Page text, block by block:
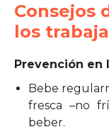
Consejos
los
Prevención en
Bebe
fresca –no
beber.